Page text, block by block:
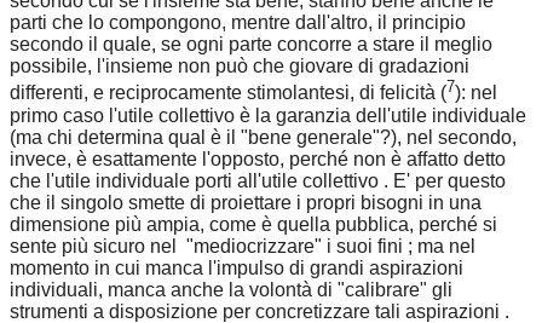
parti che lo compongono, mentre dall'altro, il principio
secondo il quale, se ogni parte concorre a stare il meglio
possibile, l'insieme non può che giovare di gradazioni
differenti, e reciprocamente stimolantesi, di felicità (7): nel
primo caso l'utile collettivo è la garanzia dell'utile individuale
(ma chi determina qual è il "bene generale"?), nel secondo,
invece, è esattamente l'opposto, perché non è affatto detto
che l'utile individuale porti all'utile collettivo . E' per questo
che il singolo smette di proiettare i propri bisogni in una
dimensione più ampia, come è quella pubblica, perché si
sente più sicuro nel "mediocrizzare" i suoi fini ; ma nel
momento in cui manca l'impulso di grandi aspirazioni
individuali, manca anche la volontà di "calibrare" gli
strumenti a disposizione per concretizzare tali aspirazioni .